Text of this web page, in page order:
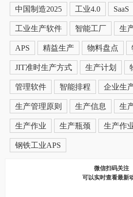
中国制造2025 工业4.0 SaaS
工业生产软件 智能工厂 生
APS 精益生产 物料盘点
JIT准时生产方式 生产计划
管理软件 智能排程 企业生
生产管理原则 生产信息 生
生产作业 生产瓶颈 生产作
钢铁工业APS
微信扫码关注
可以实时查看最新